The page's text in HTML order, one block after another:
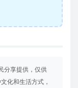
分享提供，仅供
化和生活方式，